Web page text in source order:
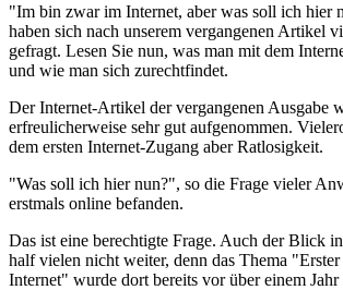
"Im bin zwar im Internet, aber was soll ich hier
haben sich nach unserem vergangenen Artikel
gefragt. Lesen Sie nun, was man mit dem
und wie man sich zurechtfindet.
Der Internet-Artikel der vergangenen Ausgabe
erfreulicherweise sehr gut aufgenommen.
dem ersten Internet-Zugang aber Ratlosigkeit.
"Was soll ich hier nun?", so die Frage vieler
erstmals online befanden.
Das ist eine berechtigte Frage. Auch der Blick
half vielen nicht weiter, denn das Thema
Internet" wurde dort bereits vor über einem Jahr